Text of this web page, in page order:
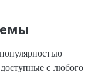
с любого